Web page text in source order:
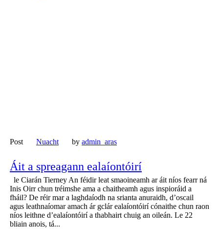
Post Nuacht by admin_aras
Áit a spreagann ealaíontóirí
le Ciarán Tierney An féidir leat smaoineamh ar áit níos fearr ná
Inis Oirr chun tréimshe ama a chaitheamh agus inspioráid a
fháil? De réir mar a laghdaíodh na srianta anuraidh, d’oscail
agus leathnaíomar amach ár gclár ealaíontóirí cónaithe chun raon
níos leithne d’ealaíontóirí a thabhairt chuig an oileán. Le 22
bliain anois, tá...